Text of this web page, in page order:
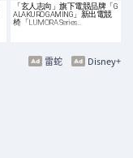
「玄人志向」旗下電競品牌「G
ALAKURO GAMING」新出電競
椅「LUMORA Series…
Disney+
雷蛇